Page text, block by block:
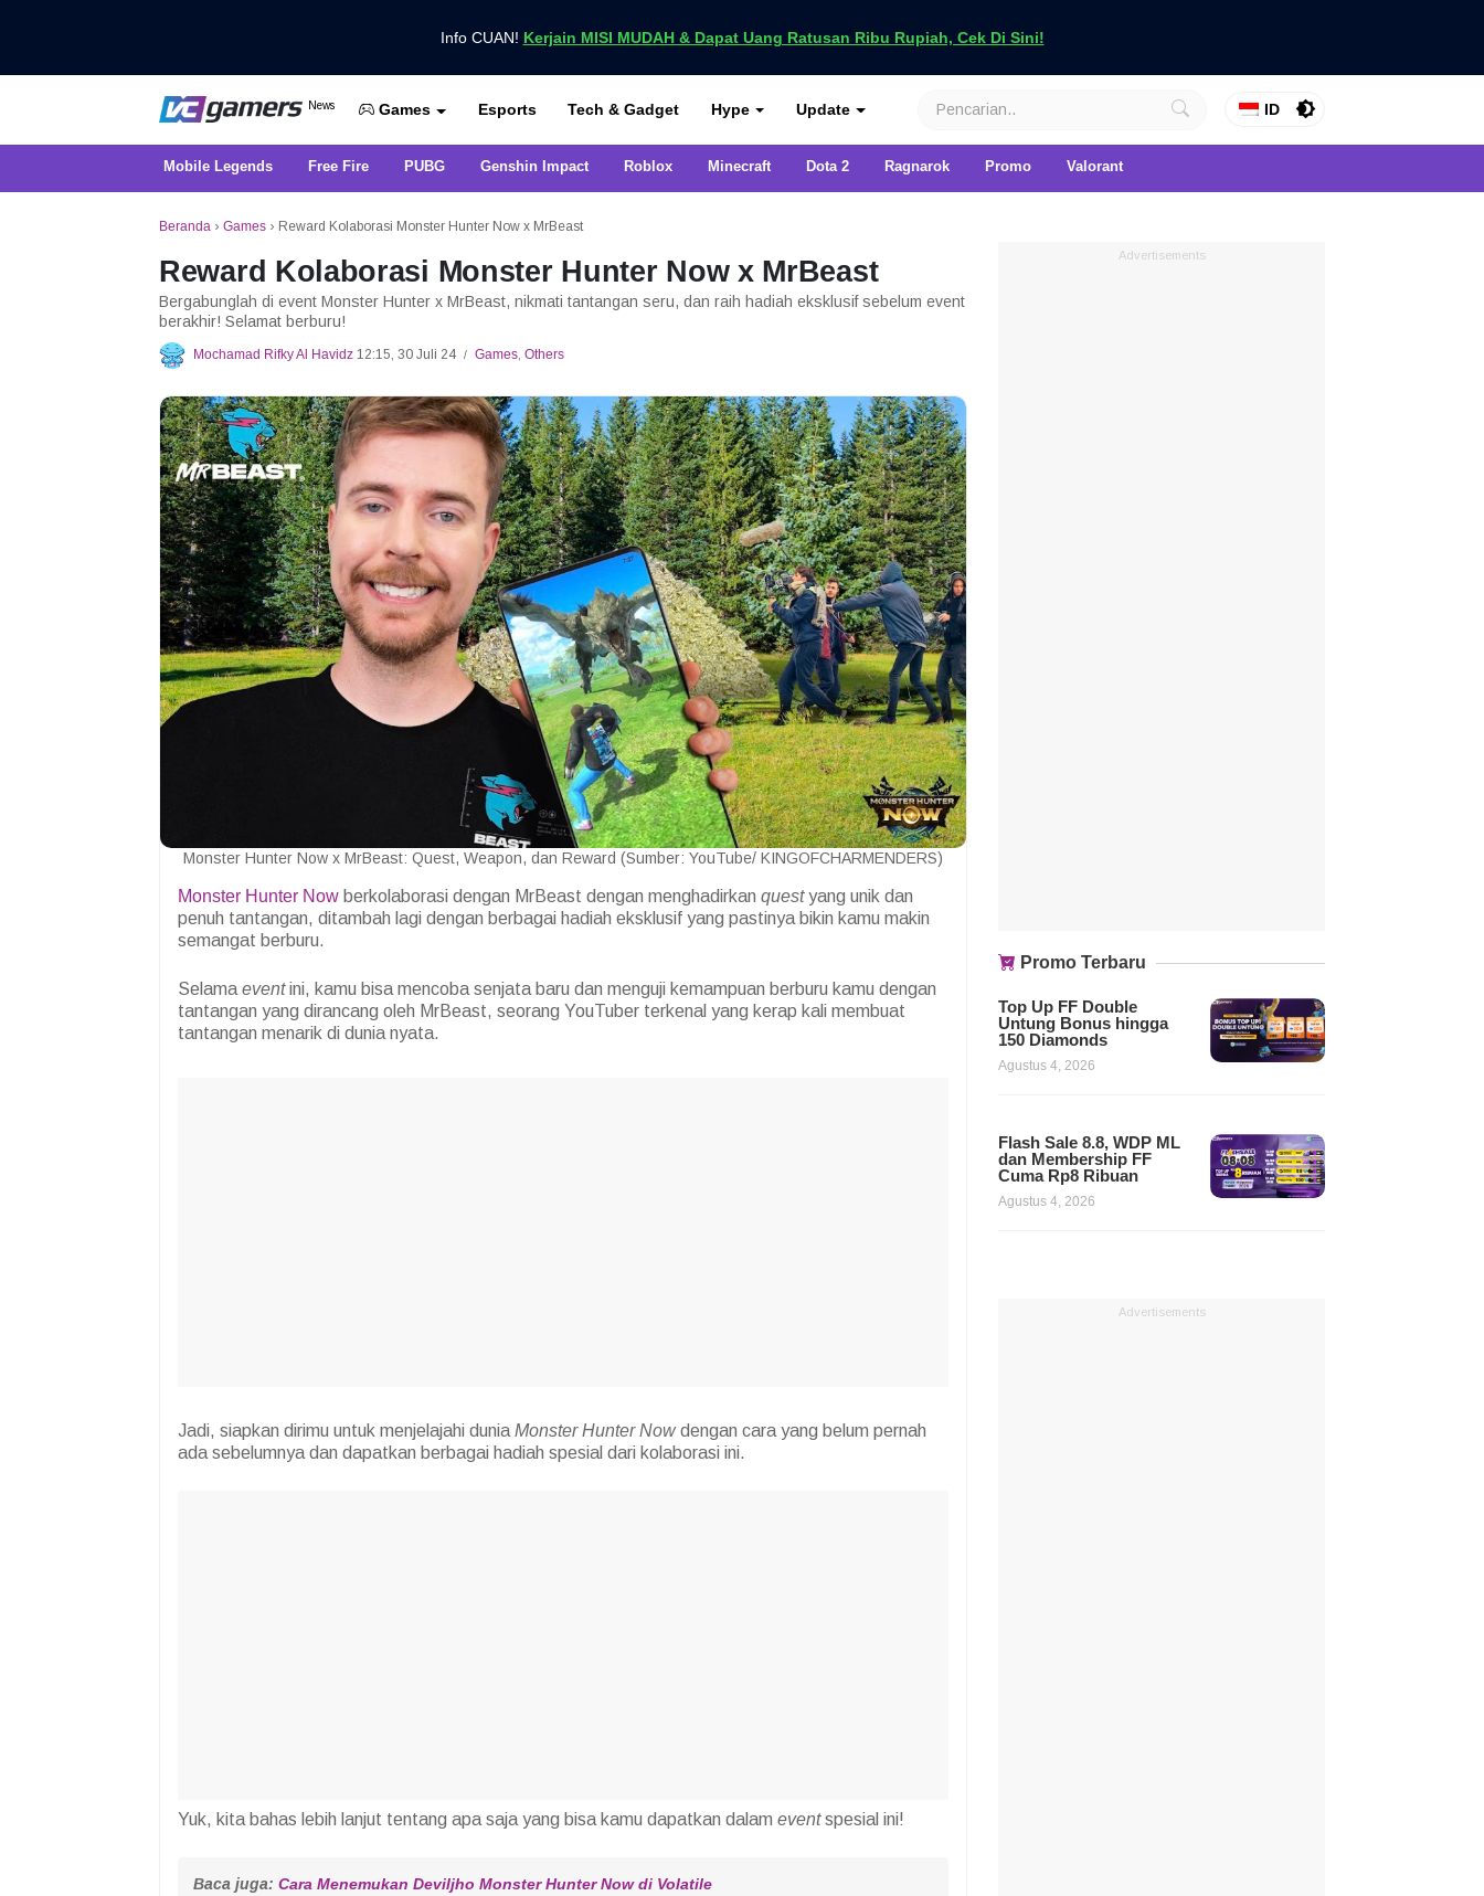
Info CUAN! Kerjain MISI MUDAH & Dapat Uang Ratusan Ribu Rupiah, Cek Di Sini!
VCGamers News
News
Dapatkan Berita Games Terbaru Hanya di VCGamers
Games Esports Tech & Gadget Hype Update ID
Mobile Legends Free Fire PUBG Genshin Impact Roblox Minecraft Dota 2 Ragnarok Promo Valorant
Beranda › Games › Reward Kolaborasi Monster Hunter Now x MrBeast
Reward Kolaborasi Monster Hunter Now x MrBeast
Bergabunglah di event Monster Hunter x MrBeast, nikmati tantangan seru, dan raih hadiah eksklusif sebelum event
berakhir! Selamat berburu!
Mochamad Rifky Al Havidz 12:15, 30 Juli 24 / Games, Others
Monster Hunter Now x MrBeast: Quest, Weapon, dan Reward (Sumber: YouTube/ KINGOFCHARMENDERS)
Monster Hunter Now berkolaborasi dengan MrBeast dengan menghadirkan questyang unik dan
penuh tantangan, ditambah lagi dengan berbagai hadiah eksklusif yang pastinya bikin kamu makin
semangat berburu.
Selama eventini, kamu bisa mencoba senjata baru dan menguji kemampuan berburu kamu dengan
tantangan yang dirancang oleh MrBeast, seorang YouTuber terkenal yang kerap kali membuat
tantangan menarik di dunia nyata.
Jadi, siapkan dirimu untuk menjelajahi dunia Monster Hunter Nowdengan cara yang belum pernah
ada sebelumnya dan dapatkan berbagai hadiah spesial dari kolaborasi ini.
Yuk, kita bahas lebih lanjut tentang apa saja yang bisa kamu dapatkan dalam eventspesial ini!
Baca juga: Cara Menemukan Deviljho Monster Hunter Now di Volatile
Advertisements
Promo Terbaru
Top Up FF Double
Untung Bonus hingga
150 Diamonds
Agustus 4, 2026
Flash Sale 8.8, WDP ML
dan Membership FF
Cuma Rp8 Ribuan
Agustus 4, 2026
Advertisements